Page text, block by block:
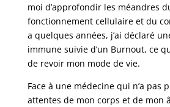
moi d’approfondir les méandres
fonctionnement cellulaire et du
a quelques années, j’ai déclaré
immune suivie d’un Burnout, ce
de revoir mon mode de vie.
Face à une médecine qui n’a pas
attentes de mon corps et de mon